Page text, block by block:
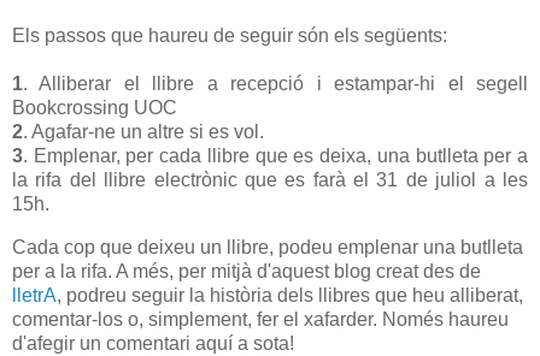
Els passos que haureu de seguir són els següents:
1. Alliberar el llibre a recepció i estampar-hi el segell
Bookcrossing UOC
2. Agafar-ne un altre si es vol.
3. Emplenar, per cada llibre que es deixa, una butlleta per a
la rifa del llibre electrònic que es farà el 31 de juliol a les
15h.
Cada cop que deixeu un llibre, podeu emplenar una butlleta
per a la rifa. A més, per mitjà d'aquest blog creat des de
lletrA, podreu seguir la història dels llibres que heu alliberat,
comentar-los o, simplement, fer el xafarder. Només haureu
d'afegir un comentari aquí a sota!